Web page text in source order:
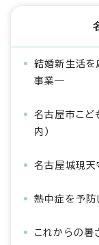
結婚新生活
事業―
名古屋市こど
内）
名古屋城現天
熱中症を予防
これからの暑